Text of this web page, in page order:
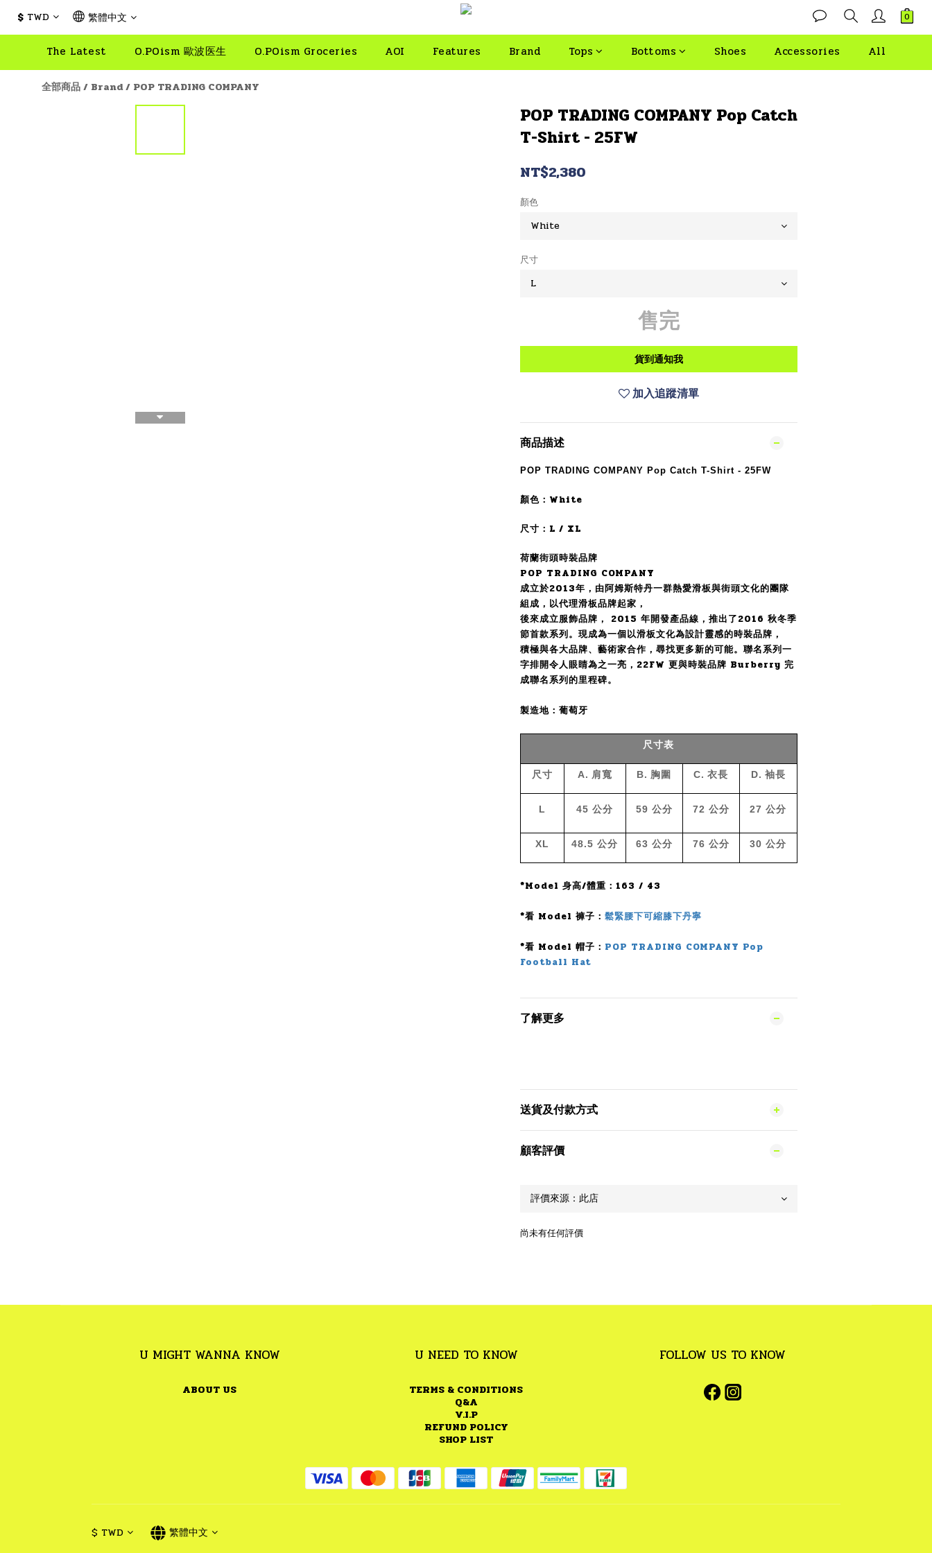
$ TWD 繁體中文
The Latest O.POism 歐波医生 O.POism Groceries AOI Features Brand Tops Bottoms Shoes Accessories All
全部商品/ Brand/ POP TRADING COMPANY
POP TRADING COMPANY Pop Catch
T-Shirt - 25FW
NT$2,380
顏色
尺寸
售完
貨到通知我
加入追蹤清單
商品描述
POP TRADING COMPANY Pop Catch T-Shirt - 25FW
顏色：White
尺寸：L / XL
荷蘭街頭時裝品牌
POP TRADING COMPANY
成立於2013年，由阿姆斯特丹一群熱愛滑板與街頭文化的團隊
組成，以代理滑板品牌起家，
後來成立服飾品牌， 2015 年開發產品線，推出了2016 秋冬季
節首款系列。現成為一個以滑板文化為設計靈感的時裝品牌，
積極與各大品牌、藝術家合作，尋找更多新的可能。聯名系列一
字排開令人眼睛為之一亮，22FW 更與時裝品牌 Burberry 完
成聯名系列的里程碑。
製造地：葡萄牙
尺寸表
尺寸 A. 肩寬 B. 胸圍 C. 衣長 D. 袖長
L 45 公分 59 公分 72 公分 27 公分
XL 48.5 公分 63 公分 76 公分 30 公分
*Model 身高/體重：163 / 43
*看 Model 褲子： 鬆緊腰下可縮膝下丹寧
*看 Model 帽子： POP TRADING COMPANY Pop
Football Hat
了解更多
送貨及付款方式
顧客評價
尚未有任何評價
U MIGHT WANNA KNOW
ABOUT US
U NEED TO KNOW
TERMS & CONDITIONS
Q&A
V.I.P
REFUND POLICY
SHOP LIST
FOLLOW US TO KNOW
$ TWD 繁體中文